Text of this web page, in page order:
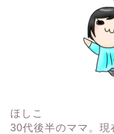
ほしこ
30代後半のママ。現